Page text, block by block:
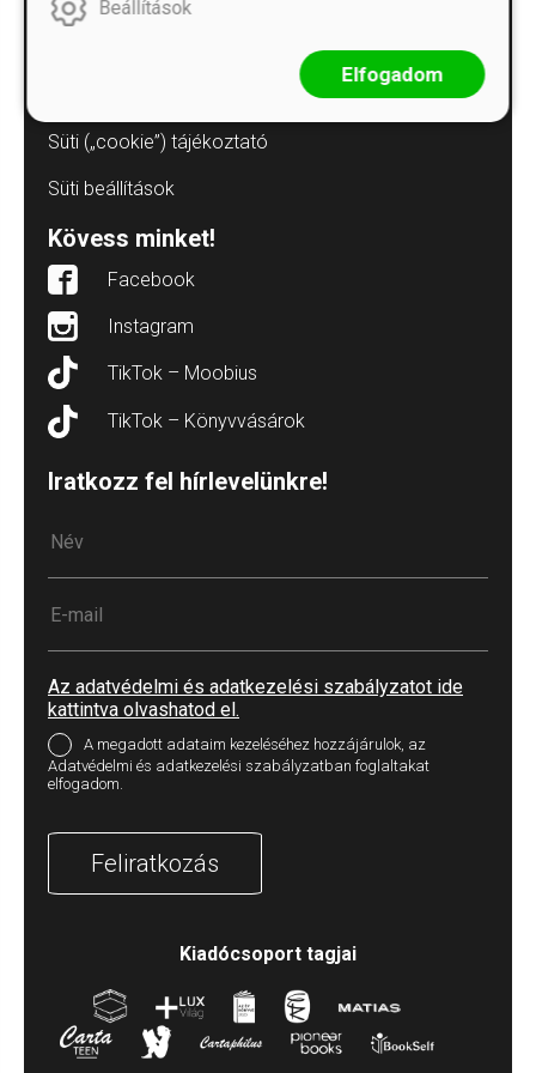
Süti („cookie”) tájékoztató
Süti beállítások
Kövess minket!
Facebook
Instagram
TikTok – Moobius
TikTok – Könyvvásárok
Iratkozz fel hírlevelünkre!
Az adatvédelmi és adatkezelési szabályzatot ide
kattintva olvashatod el.
A megadott adataim kezeléséhez hozzájárulok, az
Adatvédelmi és adatkezelési szabályzatban foglaltakat
elfogadom.
Feliratkozás
Kiadócsoport tagjai
Beállítások
Elfogadom